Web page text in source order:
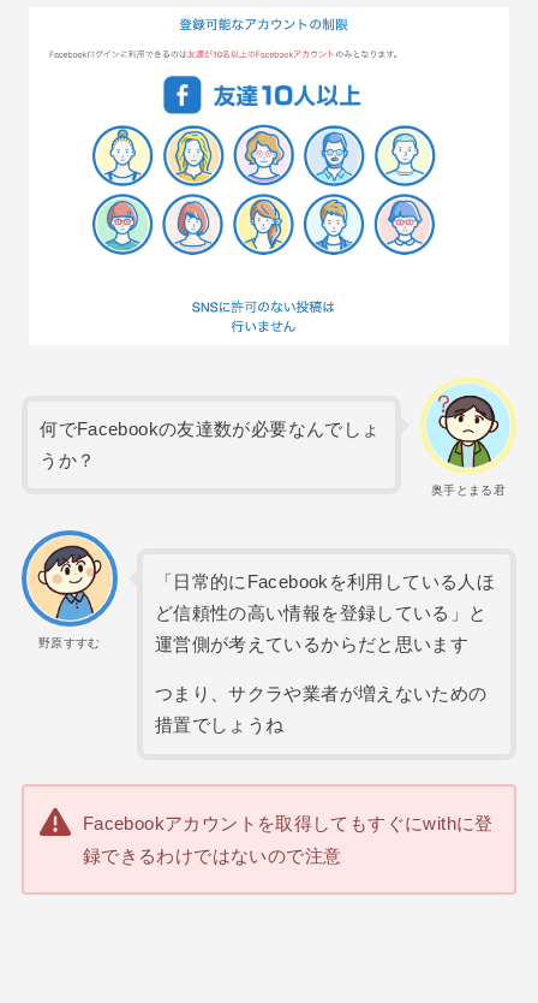
奥手とまる君
何でFacebookの友達数が必要なんでしょ
うか？
野原すすむ
「日常的にFacebookを利用している人ほ
ど信頼性の高い情報を登録している」と
運営側が考えているからだと思います
つまり、サクラや業者が増えないための
措置でしょうね
Facebookアカウントを取得してもすぐにwithに登
録できるわけではないので注意